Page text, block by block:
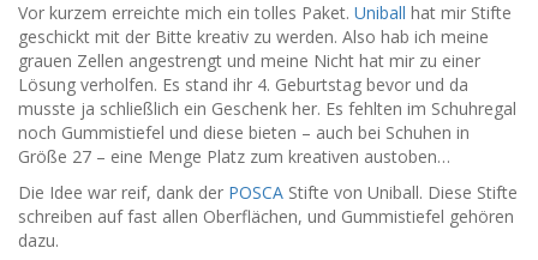
Vor kurzem erreichte mich ein tolles Paket. Uniball hat mir Stifte
geschickt mit der Bitte kreativ zu werden. Also hab ich meine
grauen Zellen angestrengt und meine Nicht hat mir zu einer
Lösung verholfen. Es stand ihr 4. Geburtstag bevor und da
musste ja schließlich ein Geschenk her. Es fehlten im Schuhregal
noch Gummistiefel und diese bieten – auch bei Schuhen in
Größe 27 – eine Menge Platz zum kreativen austoben…
Die Idee war reif, dank der POSCA Stifte von Uniball. Diese Stifte
schreiben auf fast allen Oberflächen, und Gummistiefel gehören
dazu.